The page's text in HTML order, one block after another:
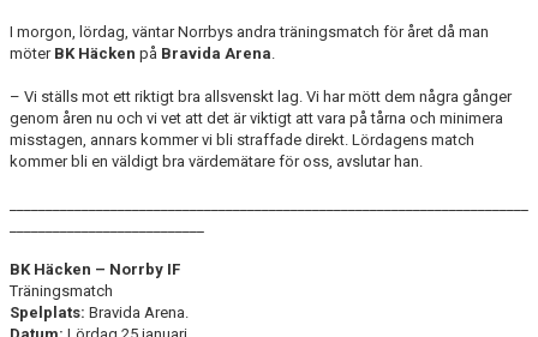
I morgon, lördag, väntar Norrbys andra träningsmatch för året då man
möter BK Häcken på Bravida Arena.
– Vi ställs mot ett riktigt bra allsvenskt lag. Vi har mött dem några gånger
genom åren nu och vi vet att det är viktigt att vara på tårna och minimera
misstagen, annars kommer vi bli straffade direkt. Lördagens match
kommer bli en väldigt bra värdemätare för oss, avslutar han.
BK Häcken – Norrby IF
Träningsmatch
Spelplats: Bravida Arena.